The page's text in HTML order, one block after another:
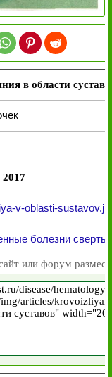
в области
v-oblasti-
болезни
или форум